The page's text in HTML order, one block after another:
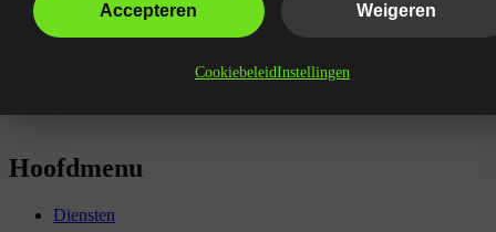
Hoofdmenu
Diensten
Accepteren Weigeren
CookiebeleidInstellingen